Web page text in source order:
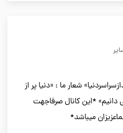
شعار ما : «دنیا پر از
*این کانال صرفاجهت
میباشد*